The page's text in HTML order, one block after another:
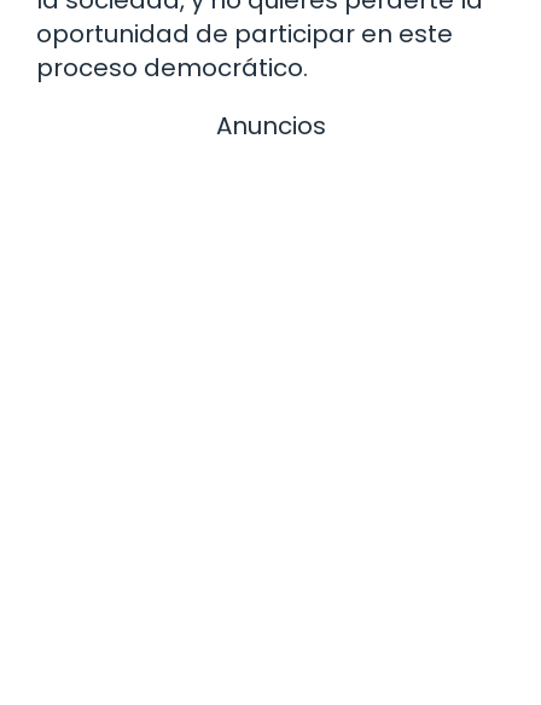
oportunidad de participar en este
proceso democrático.
Anuncios